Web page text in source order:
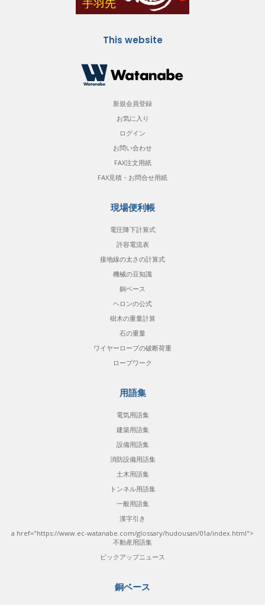
This website
新規会員登録
お気に入り
ログイン
お問い合わせ
FAX注文用紙
FAX見積・お問合せ用紙
現場便利帳
電圧降下計算式
許容電流表
接地線の太さの計算式
機械の豆知識
銅ベース
ヘロンの公式
樹木の重量計算
石の重量
ワイヤーロープの破断荷重
ロープワーク
用語集
電気用語集
建築用語集
設備用語集
消防設備用語集
土木用語集
トンネル用語集
一般用語集
漢字引き
a href="https://www.ec-watanabe.com/glossary/hudousan/01a/index.html">
不動産用語集
ピックアップニュース
銅ベース